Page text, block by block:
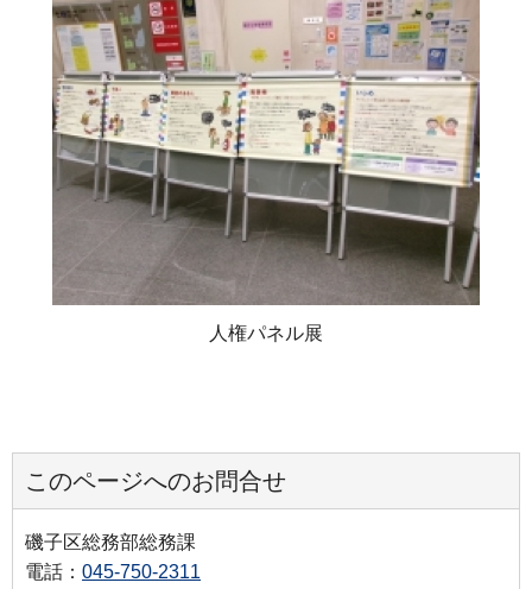
人権パネル展
このページへのお問合せ
磯子区総務部総務課
電話： 045-750-2311